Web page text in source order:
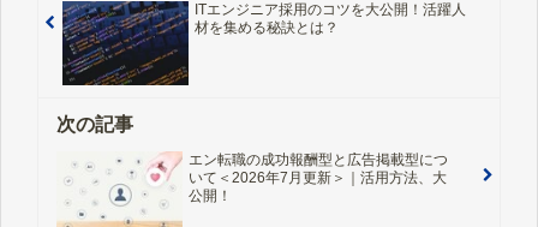
ITエンジニア採用のコツを大公開！活躍人
材を集める秘訣とは？
次の記事
エン転職の成功報酬型と広告掲載型につ
いて＜2026年7月更新＞｜活用方法、大
公開！